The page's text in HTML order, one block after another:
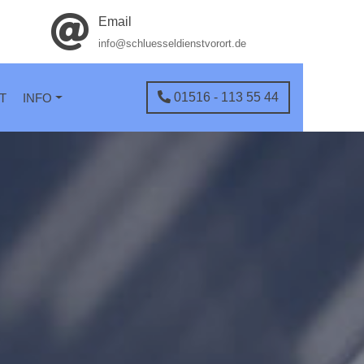
Email
info@schluesseldienstvorort.de
INFO 01516 - 113 55 44